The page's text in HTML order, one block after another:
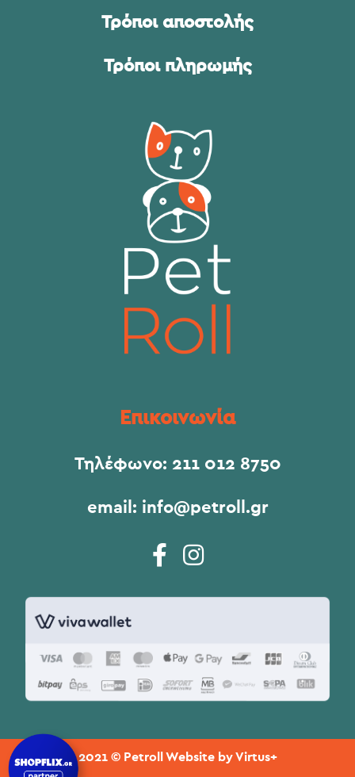
Τρόποι αποστολής
Τρόποι πληρωμής
Επικοινωνία
Τηλέφωνο: 211 012 8750
email: info@petroll.gr
2021 © Petroll Website byVirtus+